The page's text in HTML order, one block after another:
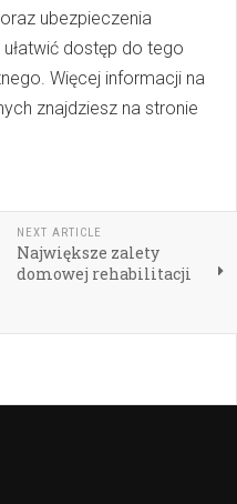
ubezpieczenia
dostęp do tego
Więcej informacji na
znajdziesz na stronie
NEXT ARTICLE
Największe zalety
domowej rehabilitacji